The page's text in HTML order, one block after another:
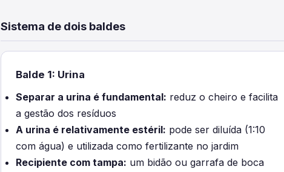
Sistema de dois baldes
Balde 1: Urina
Separar a urina é fundamental: reduz o cheiro e facilita
a gestão dos resíduos
A urina é relativamente estéril: pode ser diluída (1:10
com água) e utilizada como fertilizante no jardim
Recipiente com tampa: um bidão ou garrafa de boca